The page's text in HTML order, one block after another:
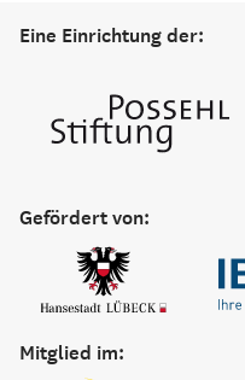
Eine Einrichtung der:
Gefördert von:
Mitglied im: